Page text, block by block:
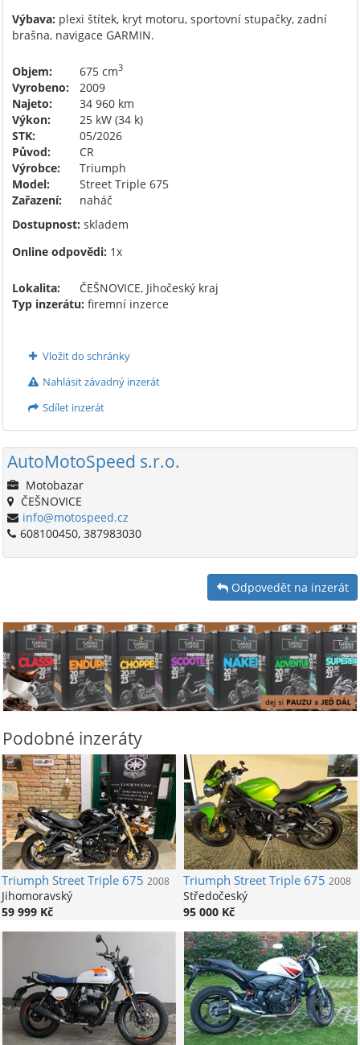
Výbava: plexi štítek, kryt motoru, sportovní stupačky, zadní
brašna, navigace GARMIN.
Objem: 675 cm3
Vyrobeno:
2009
Najeto:
34 960 km
Výkon:
25 kW (34 k)
STK:
05/2026
Původ:
CR
Výrobce:
Triumph
Model:
Street Triple 675
Zařazení:
naháč
Dostupnost: skladem
Online odpovědi: 1x
Lokalita:
ČEŠNOVICE, Jihočeský kraj
Typ inzerátu: firemní inzerce
Vložit do schránky
Nahlásit závadný inzerát
Sdílet inzerát
AutoMotoSpeed s.r.o.
Motobazar
ČEŠNOVICE
info@motospeed.cz
608100450, 387983030
Odpovedět na inzerát
Podobné inzeráty
Triumph Street Triple 675 2008
Jihomoravský
59 999 Kč
Triumph Street Triple 675 2008
Středočeský
95 000 Kč